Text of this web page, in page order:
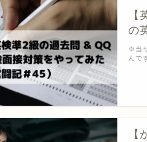
の
※当
んで